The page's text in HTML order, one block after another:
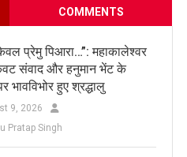
COMMENTS
केवल प्रेमु पिआरा…”: महाकालेश्वर
संवाद और हनुमान भेंट के
भावविभोर हुए श्रद्धालु
9, 2026
Pratap Singh